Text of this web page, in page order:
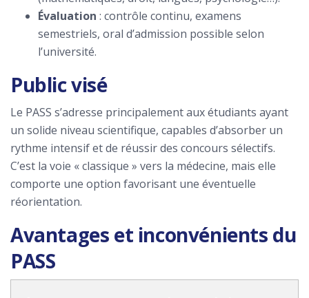
Évaluation : contrôle continu, examens
semestriels, oral d’admission possible selon
l’université.
Public visé
Le PASS s’adresse principalement aux étudiants ayant
un solide niveau scientifique, capables d’absorber un
rythme intensif et de réussir des concours sélectifs.
C’est la voie « classique » vers la médecine, mais elle
comporte une option favorisant une éventuelle
réorientation.
Avantages et inconvénients du
PASS